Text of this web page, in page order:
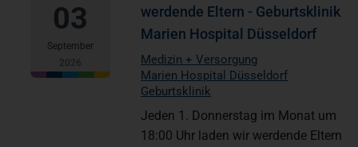
03
September
2026
werdende Eltern - Geburtsklinik
Marien Hospital Düsseldorf
Medizin + Versorgung
Marien Hospital Düsseldorf
Geburtsklinik
Jeden 1. Donnerstag im Monat um
18:00 Uhr laden wir werdende Eltern